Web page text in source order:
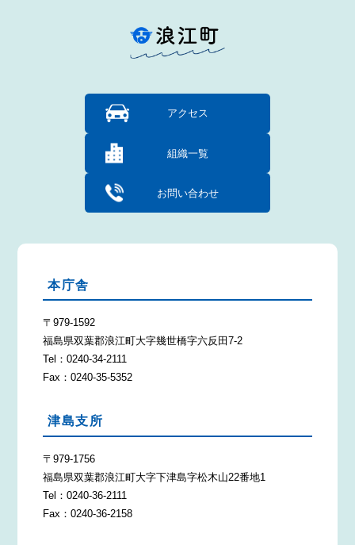
アクセス
組織一覧
お問い合わせ
本庁舎
〒979-1592
福島県双葉郡浪江町大字幾世橋字六反田7-2
Tel：0240-34-2111
Fax：0240-35-5352
津島支所
〒979-1756
福島県双葉郡浪江町大字下津島字松木山22番地1
Tel：0240-36-2111
Fax：0240-36-2158